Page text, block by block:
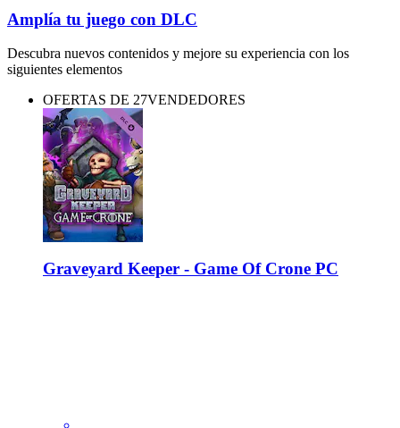
Amplía tu juego con DLC
Descubra nuevos contenidos y mejore su experiencia con los
siguientes elementos
OFERTAS DE 27VENDEDORES
Graveyard Keeper - Game Of Crone PC